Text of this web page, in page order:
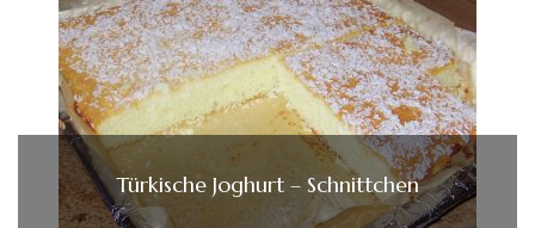
Türkische Joghurt – Schnittchen